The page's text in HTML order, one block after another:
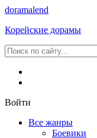
doramalend
Корейские дорамы
Войти
Все жанры
Боевики